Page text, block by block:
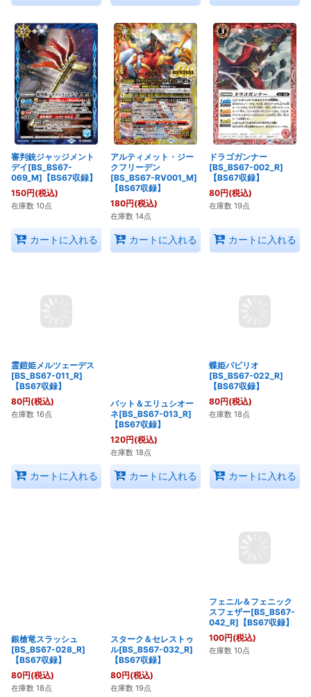
審判銃ジャッジメント
デイ[BS_BS67-
069_M]【BS67収録】
150円(税込)
在庫数 10点
カートに入れる
アルティメット・ジー
クフリーデン
[BS_BS67-RV001_M]
【BS67収録】
180円(税込)
在庫数 14点
カートに入れる
ドラゴガンナー
[BS_BS67-002_R]
【BS67収録】
80円(税込)
在庫数 19点
カートに入れる
霊鎧姫メルツェーデス
[BS_BS67-011_R]
カートに入れる
バット＆エリュシオー
ネ[BS_BS67-013_R]
【BS67収録】
120円(税込)
在庫数 18点
カートに入れる
蝶姫パピリオ
[BS_BS67-022_R]
カートに入れる
銀槍竜スラッシュ
[BS_BS67-028_R]
【BS67収録】
80円(税込)
在庫数 18点
スターク＆セレストゥ
ル[BS_BS67-032_R]
【BS67収録】
80円(税込)
在庫数 19点
フェニル＆フェニック
スフェザー[BS_BS67-